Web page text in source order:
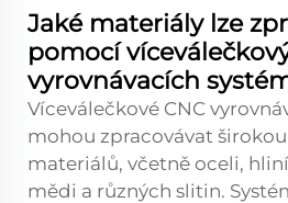
Jaké materiály lze
pomocí
vyrovnávacích
Víceválečkové CNC
mohou zpracovávat
materiálů, včetně oceli,
mědi a různých slitin.